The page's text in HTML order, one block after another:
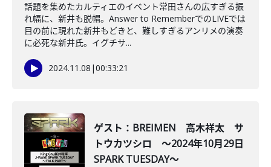
話題を集めたカルティエのイベント常田さんの広すぎる振
れ幅に、新井も脱帽。Answer to RememberでのLIVEでは
目の前に現れた新井もどきと、難しすぎるアンリメの演奏
に必死な新井氏。イグチサ...
2024.11.08 |00:33:21
ゲスト：BREIMEN 高木祥太 サ
トウカツシロ ～2024年10月29日
SPARK TUESDAY～